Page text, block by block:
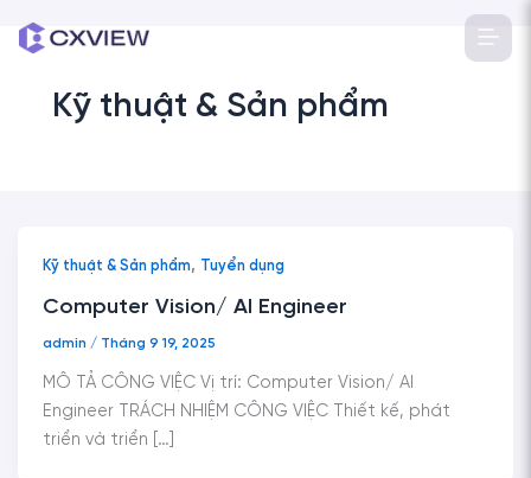
tới
Kỹ thuật & Sản phẩm
Kỹ thuật & Sản phẩm, Tuyển dụng
Computer Vision/ AI Engineer
admin / Tháng 9 19, 2025
MÔ TẢ CÔNG VIỆC Vị trí: Computer Vision/ AI
Engineer TRÁCH NHIỆM CÔNG VIỆC Thiết kế, phát
triển và triển […]